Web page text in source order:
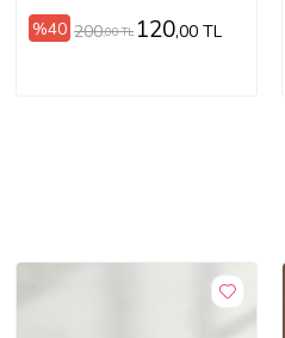
%40 200,00 TL 120,00 TL